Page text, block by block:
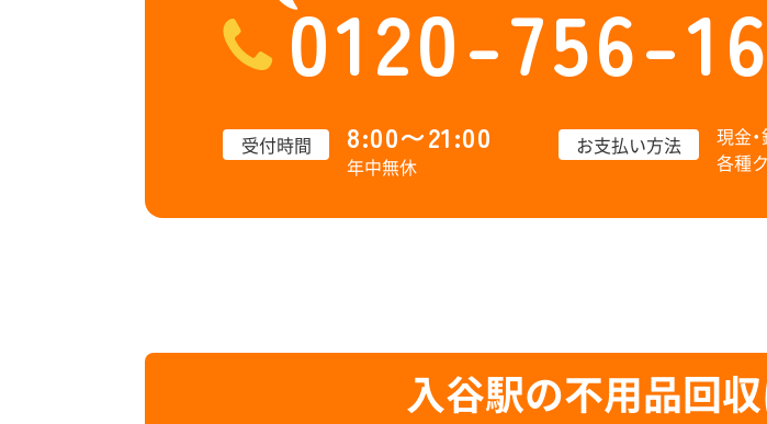
0120-756-
受付時間 8:00〜21:00
年中無休
お支払い方法
現金
各種
入谷駅の不用品回